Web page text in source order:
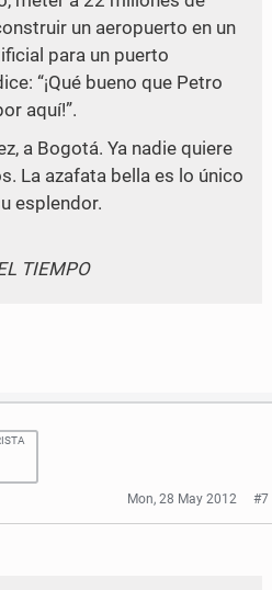
un aeropuerto en un
para un puerto
“¡Qué bueno que Petro
aquí!”.
a Bogotá. Ya nadie quiere
La azafata bella es lo único
esplendor.
TIEMPO
Mon, 28 May 2012 #7